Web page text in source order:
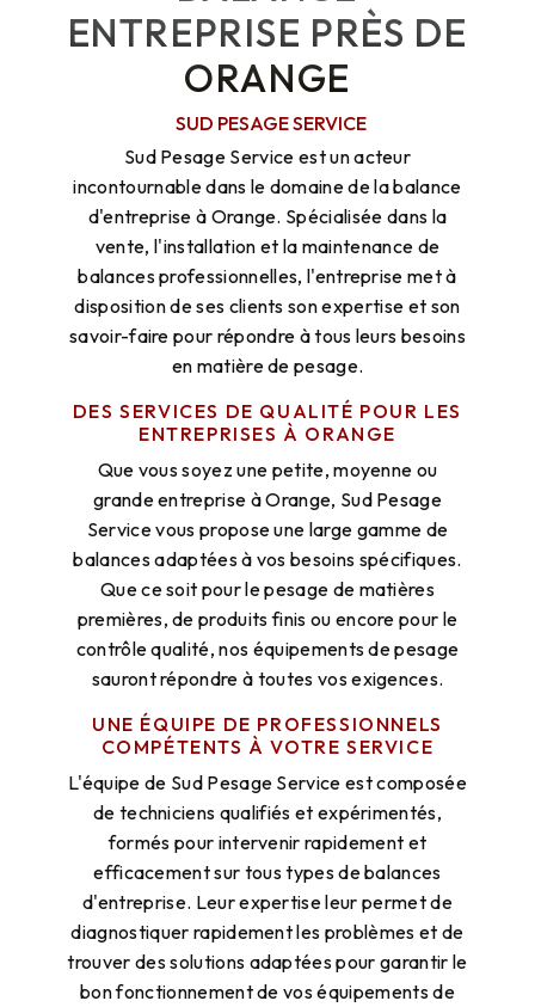
ENTREPRISE PRÈS DE
ORANGE
SUD PESAGE SERVICE
Sud Pesage Service est un acteur
incontournable dans le domaine de la balance
d'entreprise à Orange. Spécialisée dans la
vente, l'installation et la maintenance de
balances professionnelles, l'entreprise met à
disposition de ses clients son expertise et son
savoir-faire pour répondre à tous leurs besoins
en matière de pesage.
DES SERVICES DE QUALITÉ POUR LES
ENTREPRISES À ORANGE
Que vous soyez une petite, moyenne ou
grande entreprise à Orange, Sud Pesage
Service vous propose une large gamme de
balances adaptées à vos besoins spécifiques.
Que ce soit pour le pesage de matières
premières, de produits finis ou encore pour le
contrôle qualité, nos équipements de pesage
sauront répondre à toutes vos exigences.
UNE ÉQUIPE DE PROFESSIONNELS
COMPÉTENTS À VOTRE SERVICE
L'équipe de Sud Pesage Service est composée
de techniciens qualifiés et expérimentés,
formés pour intervenir rapidement et
efficacement sur tous types de balances
d'entreprise. Leur expertise leur permet de
diagnostiquer rapidement les problèmes et de
trouver des solutions adaptées pour garantir le
bon fonctionnement de vos équipements de